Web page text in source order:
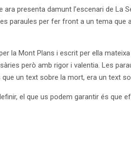
ara presenta damunt l’escenari de La
paraules per fer front a un tema
la Mont Plans i escrit per ella
però amb rigor i valentia. Les
un text sobre la mort, era un text
el que us podem garantir és que